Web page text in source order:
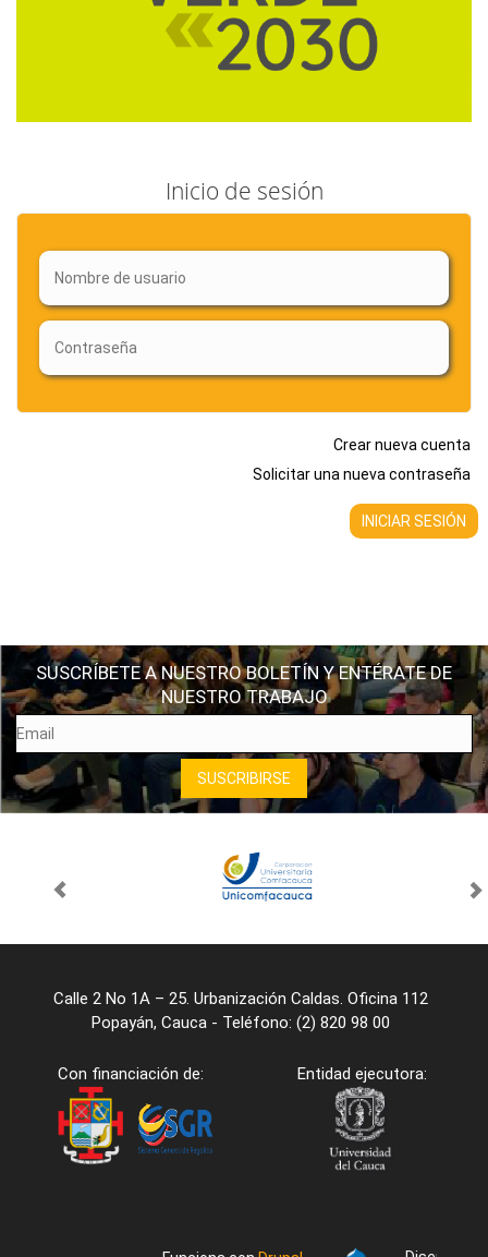
Inicio de sesión
Crear nueva cuenta
Solicitar una nueva contraseña
SUSCRÍBETE A NUESTRO BOLETÍN Y ENTÉRATE DE
NUESTRO TRABAJO
Calle 2 No 1A – 25. Urbanización Caldas. Oficina 112
Popayán, Cauca - Teléfono: (2) 820 98 00
Con financiación de: Entidad ejecutora: